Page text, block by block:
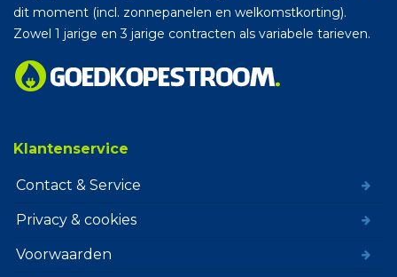
dit moment (incl. zonnepanelen en welkomstkorting).
Zowel 1 jarige en 3 jarige contracten als variabele tarieven.
Klantenservice
Contact & Service
Privacy & cookies
Voorwaarden